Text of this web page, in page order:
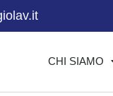
CHI SIAMO